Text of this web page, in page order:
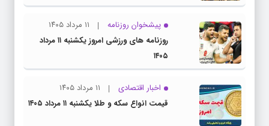
پیشخوان روزنامه
۱۱ مرداد ۱۴۰۵
روزنامه های ورزشی امروز یکشنبه ۱۱ مرداد
۱۴۰۵
اخبار اقتصادی
۱۱ مرداد ۱۴۰۵
قیمت انواع سکه و طلا یکشنبه ۱۱ مرداد ۱۴۰۵